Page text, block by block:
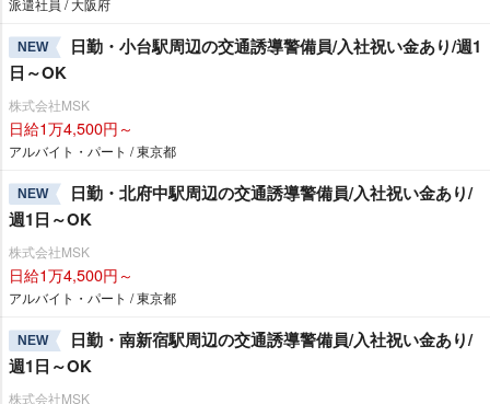
NEW
日勤・小台駅周辺の交通誘導警備員/入社祝い金あり/週1
日～OK
株式会社MSK
日給1万4,500円～
アルバイト・パート / 東京都
NEW
日勤・北府中駅周辺の交通誘導警備員/入社祝い金あり/
週1日～OK
株式会社MSK
日給1万4,500円～
アルバイト・パート / 東京都
NEW
日勤・南新宿駅周辺の交通誘導警備員/入社祝い金あり/
週1日～OK
株式会社MSK